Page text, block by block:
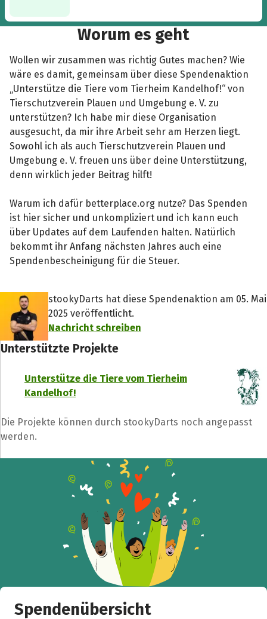
Worum es geht
Wollen wir zusammen was richtig Gutes machen? Wie
wäre es damit, gemeinsam über diese Spendenaktion
„Unterstütze die Tiere vom Tierheim Kandelhof!“ von
Tierschutzverein Plauen und Umgebung e. V. zu
unterstützen? Ich habe mir diese Organisation
ausgesucht, da mir ihre Arbeit sehr am Herzen liegt.
Sowohl ich als auch Tierschutzverein Plauen und
Umgebung e. V. freuen uns über deine Unterstützung,
denn wirklich jeder Beitrag hilft!
Warum ich dafür betterplace.org nutze? Das Spenden
ist hier sicher und unkompliziert und ich kann euch
über Updates auf dem Laufenden halten. Natürlich
bekommt ihr Anfang nächsten Jahres auch eine
Spendenbescheinigung für die Steuer.
stookyDarts hat diese Spendenaktion am 05. Mai
2025 veröffentlicht.
Nachricht schreiben
Unterstützte Projekte
Unterstütze die Tiere vom Tierheim
Kandelhof!
Die Projekte können durch stookyDarts noch angepasst
werden.
Spendenübersicht
Teile die Spendenaktion
Hilf mit noch mehr Spenden zu sammeln!